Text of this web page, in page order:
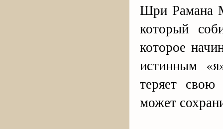
Шри Рамана
который
которое
истинным
теряет
может